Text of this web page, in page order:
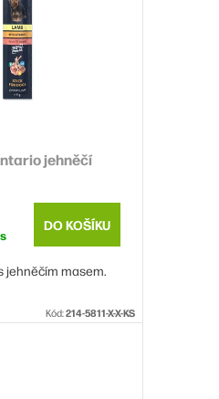
jehněčí
DO KOŠÍKU
jehněčím masem.
Kód:214-5811-X-X-KS